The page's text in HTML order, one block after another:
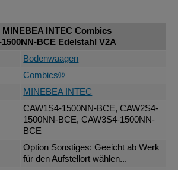
INTEC Combics
BCE Edelstahl V2A
Bodenwaagen
Combics®
MINEBEA INTEC
CAW1S4-1500NN-BCE, CAW2S4-
1500NN-BCE, CAW3S4-1500NN-
BCE
Option Sonstiges: Geeicht ab Werk
für den Aufstellort wählen...